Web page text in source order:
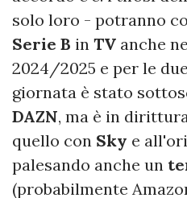
solo loro - potranno
Serie B in TV anche
2024/2025 e per le
giornata è stato
DAZN, ma è in
quello con Sky e
palesando anche un
(probabilmente